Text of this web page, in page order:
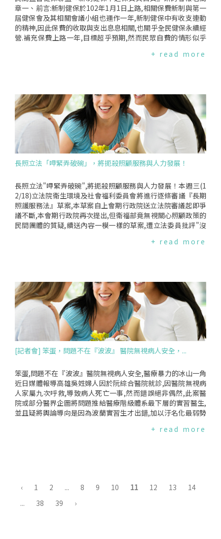
27項已上市超過15年,醫療院所與大眾皆不知此33項藥品自何年
起開始違規,民眾究竟吃下多少有療效疑慮的藥品.應立即公布21
項藥品查核結果食藥署於12月3日記者會時,提及除33項藥品外,
另有21項藥品正在查核中,據悉查核結果已經出爐,食藥署應立即
下架,且同時違反PIC/SGMP認證者,比照前33項,納入監視與評估
給付之PIC/SGMP藥廠大量違規的情事,無疑以人民之健保費挹
注違規廠商等荒謬情事.督保盟重申,法律不應有假期,甚至是選
擇性執法.有療效疑慮便是有安全疑慮,療效不佳等同品質不佳,
嚴重影響民眾健康與醫師診治,既然依法需重新執行BE試驗,食
藥署應確立此33項與21項藥品之替代用藥明細,並即日起要求違
規藥品立即下架回收,全國醫療院所停止調劑,當全民的食藥署！
經評估需重新執行BE試驗藥品清單註:以下取自食藥署網站為確
保藥品之品質,防止藥品製造過程中可能產生之交叉汙染、及生
藥品優良製造作業規範(GoodManufacturingPractice,簡稱GM
P),我國則於民國71年(1982年)頒布優良藥品製造標準,正式推動
實施藥廠GMP制度.至民國96年12月19日公告推動實施國際GM
P標準(PIC/SGMP,即歐盟GMP標準).
我們將於103年1月17日,假台大社會科學院辦理『新制健保下之
保費與自費』研討會,並跟大眾公開,民間健保會的觀察報告,期
待大家的蒞臨,並祝大家聖誕佳節愉快,新年平安順心！
章一、前言:新制健保於102年1月1日上路,相關保費新制與第一
屆健保會及其相關會議小組也運作一年,新制健保中有收支連動
的精神,因此保費的收取與支出息息相關,也關乎全民健保永續經
營.補充保費上路一年,目標超乎預期,然而民眾自費的情形似乎
變:健保會運作方式、保費結構之影響與自費醫材之管理,民間監
日止,有興趣者皆可報名,額滿為止.報名方式:請填寫線上報名表
或以傳真或電子郵件方式報名三、辦理時間:103年01月17日(星
期五)下午一時至五時三十分辦理地點:台灣大學社會科學院國際
會議廳(台北市徐州路21號)四、議程如下:時間主題主持人/主講
者/回應人13:00-13:30報到13:30-14:30民間健保會年度報告主
持人:黃淑英召集人主講者:滕西華發言人(督保盟)吳玉琴委員(老
人福利推動聯盟)謝天仁委員(消基會)14:30-15:50新制健保保費
制度之檢討與影響主持人::孫友聯秘書長(台灣勞工陣線)主講者:
6:00休息時間16:00-17:20新科技醫材之健保給付與自費之發展
與管理主持人:滕西華發言人(督保盟)主講者:沈茂庭組長(健保
署)回應人:黃文鴻教授(陽明衛福所)17:20-17:30綜合意見主持
人:黃淑英召集人五、報名簡章(報名後請來電確認,電話:02-332
21340)姓名單位職稱連絡電話e-mail特殊需求□手語翻譯□供
求)報名傳真號碼:02-2392-9165報名電子郵件:TWL555@yaho
+ read more
長照立法「呷緊弄破碗」，將扼殺照顧服務與人力發展！
長照立法"呷緊弄破碗",將扼殺照顧服務與人力發展！本週三(1
2/18)立法院衛生環境及社會福利委員會將進行逐條審議『長期
照護服務法』草案,本草案自上會期行政院送立法院審議起即爭
議不斷,本會期行政院再次提出,但衛福部竟無視關心照顧政策的
民間團體的質疑,續送內容一模一樣的草案,遭立法委員批評"沒
照服務法』草案僅是長照機構管理,何能滿足長照需求？衛福部
成長緩慢,遠遠落後需要照顧人口的成長速度.然而,行政院版長
照服務法卻僅專注於長照機構的管理.再者,其管理採取類似於醫
事機構、醫事人員的管理方式,不符合社福機構所提供之長照服
務性質,過於嚴格且缺乏應有的彈性,勢必將使原已貧瘠的長照服
務更難成長！二、『長照服務法』草案排除彈性與創新,新型服
務將如何發展？參照日本等其他先進國家經驗,長照服務相較於
其他照顧服務,尤其需要多樣、創新,因此法規本身就必須預留彈
性、鼓勵實驗.從輕度失能者之健康維持(長照的"預防"功能),到
屬性的多樣化服務提供,前者如失智症者的日間照顧,後者如許多
民間團體嘗試推動的社區小規模多機能照顧服務機構,行政院版
(見草案第8條)的僵化分類方式,以及後續循此制定的相關僵硬規
定,勢必阻礙日後失智、失能長者及其家庭多樣化的照護需求之
滿足,導致"在地老化"成為空談.三、無視於基層照顧服務員的特
完成照顧員職業訓練取得結業證明書者為65,509人,但實際從事
嚴格且形式化,可知將持續藉著"扼殺服務"來控管品質,而人力流
失的難題必將解套無門！此外,實務上,照顧員多為中高齡、社會
弱勢處境的女性,前述管理方式一方面無法生產優良品質服務,另
+ read more
[記者會] 笨蛋，問題不在『波波』 醫院無視病人安全，...
笨蛋,問題不在『波波』醫院無視病人安全,醫療暴力的冰山一角
近日媒體報導高雄吳姓婦人因於阮綜合醫院就診,因醫院無視病
人家屬九次呼救,導致病人死亡一事,然而錯誤絕非偶然,此案醫
院或部分醫界企圖將問題推給醫療階級體系最下層的實習醫生,
並且疑將輿論導向是因為波蘭實習生才出錯,加以汙名化最弱勢
諉卸責！此為長期制度性的漠視病人安全,是一種嚴重的醫療暴
規醫院之教學醫院資格.『波波』不是問題,問題是醫療暴力之一:
強迫學徒變師父實習醫生『不是醫生』,是『學生』！根據醫療
法與醫師法相關規定,實習醫生(包含醫學系五年級、六年級的見
+ read more
‹ 1 2 ... 8 9 10 11 12 13
14
...
38 39 ›